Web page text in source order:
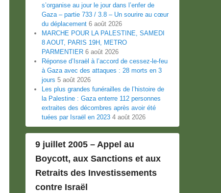
s’organise au jour le jour dans l’enfer de
Gaza – partie 733 / 3.8 – Un sourire au cœur
du déplacement 6 août 2026
MARCHE POUR LA PALESTINE, SAMEDI
8 AOUT, PARIS 19H, METRO
PARMENTIER 6 août 2026
Réponse d’Israël à l’accord de cessez-le-feu
à Gaza avec des attaques : 28 morts en 3
jours 5 août 2026
Les plus grandes funérailles de l’histoire de
la Palestine : Gaza enterre 112 personnes
extraites des décombres après avoir été
tuées par Israël en 2023 4 août 2026
9 juillet 2005 – Appel au
Boycott, aux Sanctions et aux
Retraits des Investissements
contre Israël